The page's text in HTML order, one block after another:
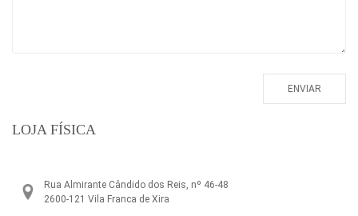
LOJA FÍSICA
Rua Almirante Cândido dos Reis, nº 46-48
2600-121 Vila Franca de Xira